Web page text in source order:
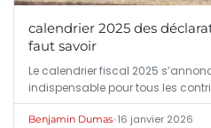
calendrier 2025 des
faut savoir
Le calendrier fiscal 2025
indispensable pour tous les
Benjamin Dumas•16 janvier 2026